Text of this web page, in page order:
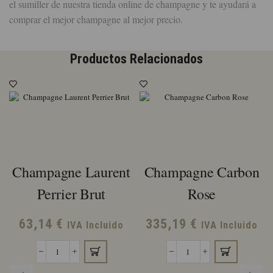
el sumiller de nuestra tienda online de champagne y te ayudará a
comprar el mejor champagne al mejor precio.
Productos Relacionados
Champagne Laurent
Perrier Brut
63,14 € IVA Incluido
Champagne
Champagne Carbon
Rose
335,19 € IVA Incluido
Champagne